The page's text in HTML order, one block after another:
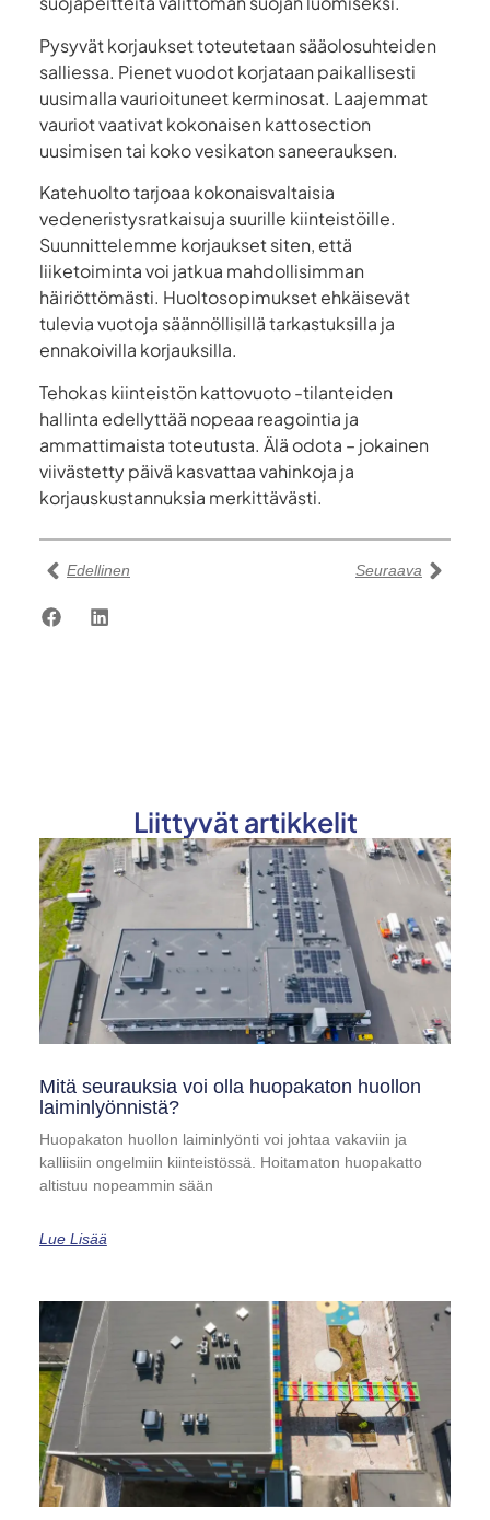
Pysyvät korjaukset toteutetaan sääolosuhteiden
salliessa. Pienet vuodot korjataan paikallisesti
uusimalla vaurioituneet kerminosat. Laajemmat
vauriot vaativat kokonaisen kattosection
uusimisen tai koko vesikaton saneerauksen.
Katehuolto tarjoaa kokonaisvaltaisia
vedeneristysratkaisuja suurille kiinteistöille.
Suunnittelemme korjaukset siten, että
liiketoiminta voi jatkua mahdollisimman
häiriöttömästi. Huoltosopimukset ehkäisevät
tulevia vuotoja säännöllisillä tarkastuksilla ja
ennakoivilla korjauksilla.
Tehokas kiinteistön kattovuoto -tilanteiden
hallinta edellyttää nopeaa reagointia ja
ammattimaista toteutusta. Älä odota – jokainen
viivästetty päivä kasvattaa vahinkoja ja
korjauskustannuksia merkittävästi.
Edellinen Seuraava
Liittyvät artikkelit
Mitä seurauksia voi olla huopakaton huollon
laiminlyönnistä?
Huopakaton huollon laiminlyönti voi johtaa vakaviin ja
kalliisiin ongelmiin kiinteistössä. Hoitamaton huopakatto
altistuu nopeammin sään
Lue Lisää